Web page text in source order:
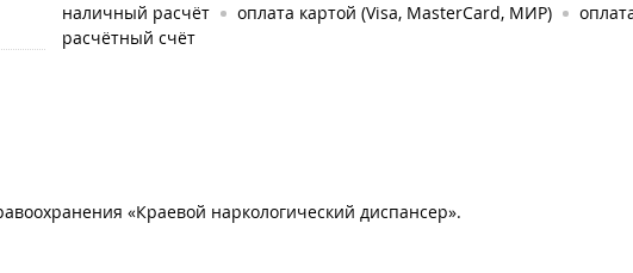
наличный расчёт оплата картой (Visa, MasterCard, МИР)
расчётный счёт
«Краевой наркологический диспансер».